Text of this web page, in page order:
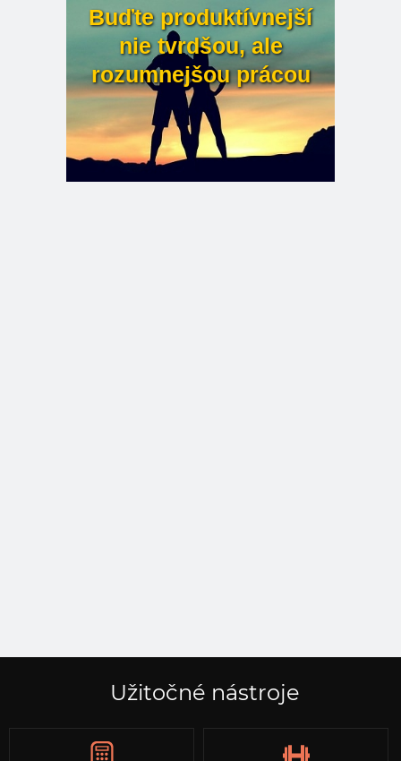
Užitočné nástroje